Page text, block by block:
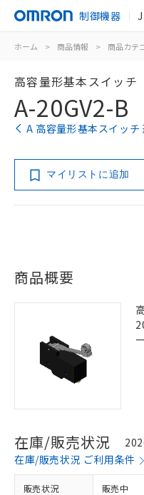
制御機器
ホーム > 商品情報 > 商品カテ
高容量形基本スイッチ
A-20GV2-B
A 高容量形基本スイッチ
マイリストに追加
商品概要
在庫/販売状況
在庫/販売状況 ご利用条件
販売状況 販売中